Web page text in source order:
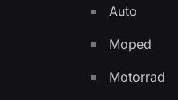
Auto
Moped
Motorrad